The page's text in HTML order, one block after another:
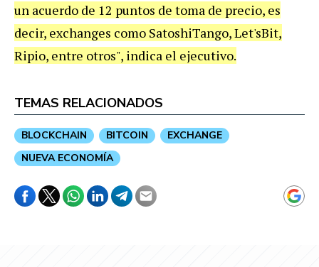
un acuerdo de 12 puntos de toma de precio, es
decir, exchanges como SatoshiTango, Let'sBit,
Ripio, entre otros", indica el ejecutivo.
TEMAS RELACIONADOS
BLOCKCHAIN BITCOIN
EXCHANGE
NUEVA ECONOMÍA